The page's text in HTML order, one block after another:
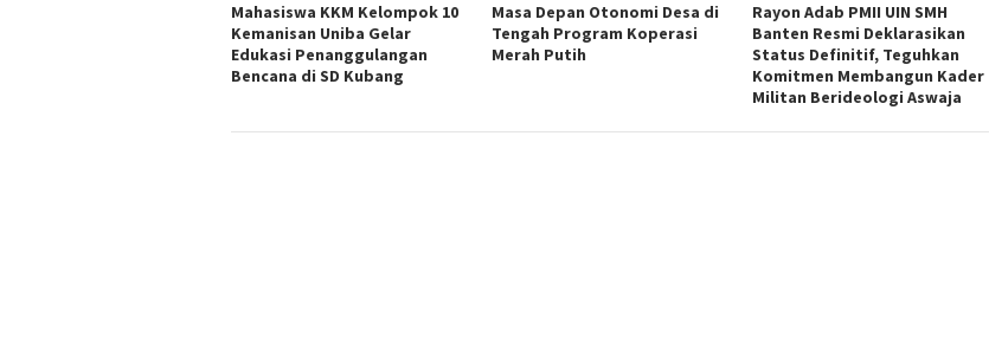
Mahasiswa KKM Kelompok 10
Kemanisan Uniba Gelar
Edukasi Penanggulangan
Bencana di SD Kubang
Masa Depan Otonomi Desa di
Tengah Program Koperasi
Merah Putih
Rayon Adab PMII UIN SMH
Banten Resmi Deklarasikan
Status Definitif, Teguhkan
Komitmen Membangun Kader
Militan Berideologi Aswaja